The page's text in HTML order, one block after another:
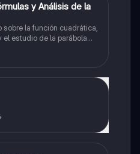
y Análisis de la
la función cuadrática,
estudio de la parábola
desarrollo de la
vértice y elementos